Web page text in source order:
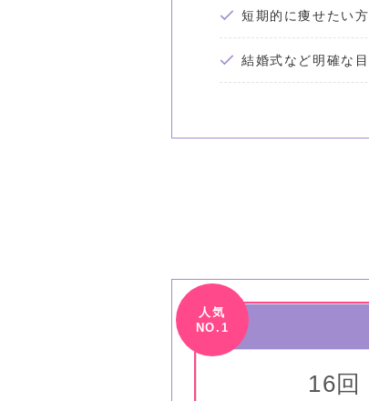
短期的に痩せたい方
結婚式など明確な
16回